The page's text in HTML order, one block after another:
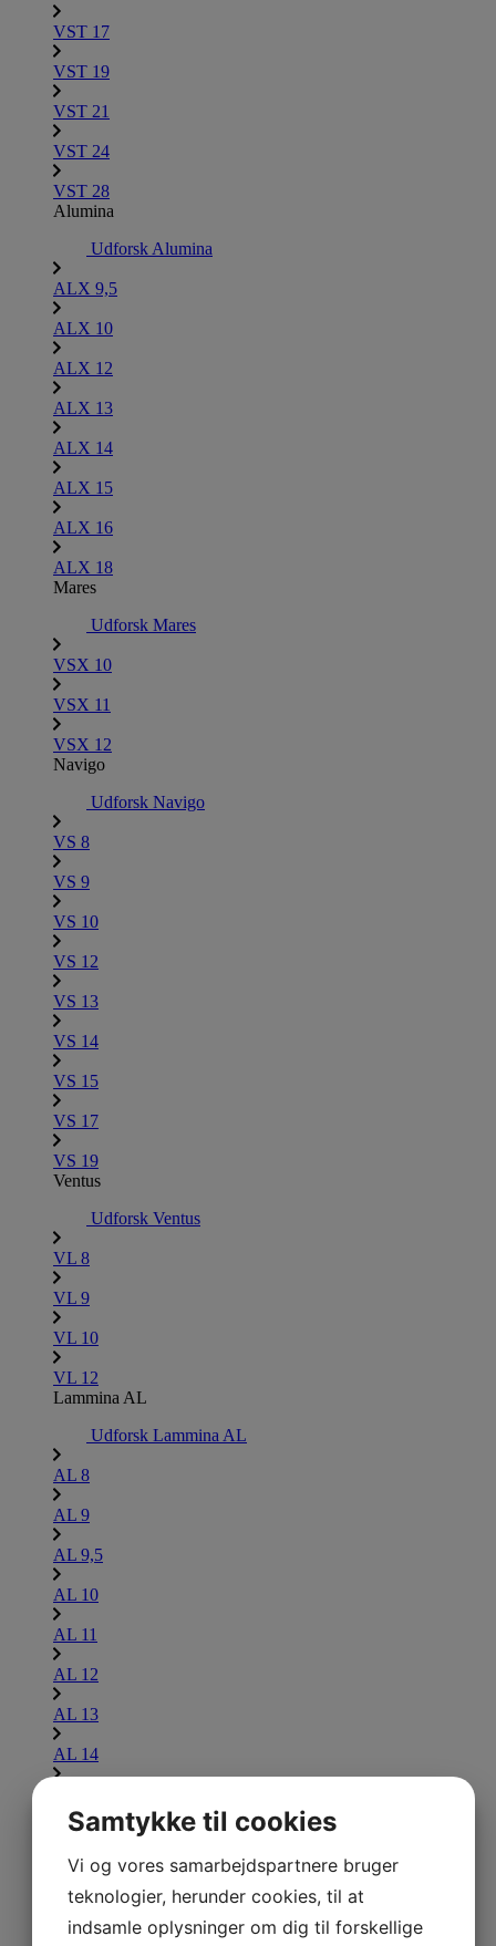
VST 17
VST 19
VST 21
VST 24
VST 28
Alumina
Udforsk Alumina
ALX 9,5
ALX 10
ALX 12
ALX 13
ALX 14
ALX 15
ALX 16
ALX 18
Mares
Udforsk Mares
VSX 10
VSX 11
VSX 12
Navigo
Udforsk Navigo
VS 8
VS 9
VS 10
VS 12
VS 13
VS 14
VS 15
VS 17
VS 19
Ventus
Udforsk Ventus
VL 8
VL 9
VL 10
VL 12
Lammina AL
Udforsk Lammina AL
AL 8
AL 9
AL 9,5
AL 10
AL 11
AL 12
AL 13
AL 14
AL 16
Udforsk Lammina UL
UL 7,5
Samtykke til cookies
Vi og vores samarbejdspartnere bruger
teknologier, herunder cookies, til at
indsamle oplysninger om dig til forskellige